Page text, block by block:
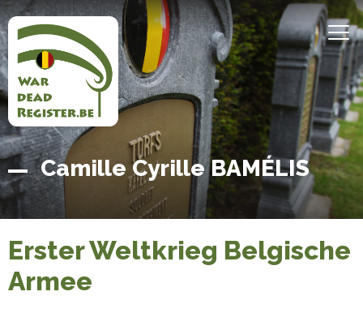
Direkt
zum
Inhalt
Startseite
Belgian
War
Dead
Register
Camille Cyrille BAMÉLIS
Erster Weltkrieg Belgische
Armee